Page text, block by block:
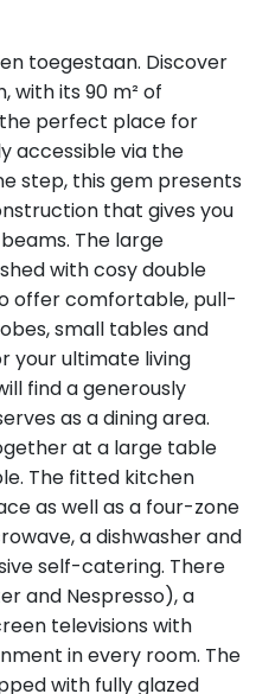
toegestaan. Discover
with its 90 m² of
perfect place for
accessible via the
step, this gem presents
that gives you
The large
with cosy double
offer comfortable, pull-
small tables and
your ultimate living
find a generously
as a dining area.
at a large table
The fitted kitchen
as well as a four-zone
a dishwasher and
self-catering. There
and Nespresso), a
televisions with
in every room. The
with fully glazed